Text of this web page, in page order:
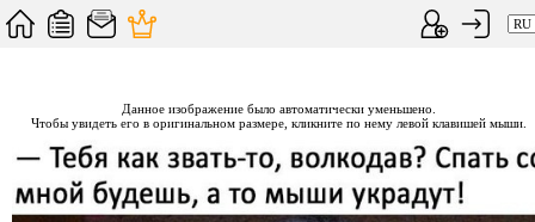
Данное изображение было автоматически уменьшено.
Чтобы увидеть его в оригинальном размере, кликните по нему левой клавишей мыши.